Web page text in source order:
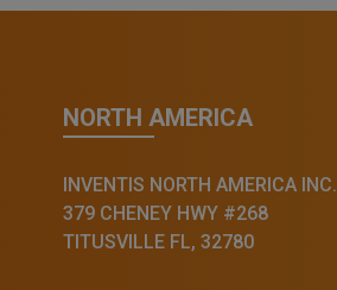
NORTH AMERICA
INVENTIS NORTH AMERICA INC.
379 CHENEY HWY #268
TITUSVILLE FL, 32780